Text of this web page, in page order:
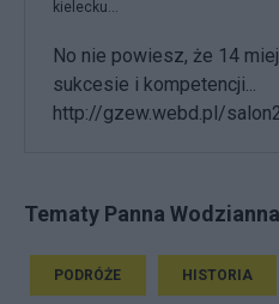
kielecku...
No nie powiesz, że 14
sukcesie i kompetencji...
http://gzew.webd.pl/
Tematy Panna Wodzianna
PODRÓŻE HISTORIA